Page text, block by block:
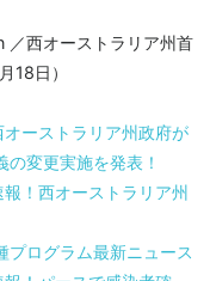
西オーストラリア州首
18日）
ーストラリア州政府が
変更実施を発表！
！西オーストラリア州
プログラム最新ニュース